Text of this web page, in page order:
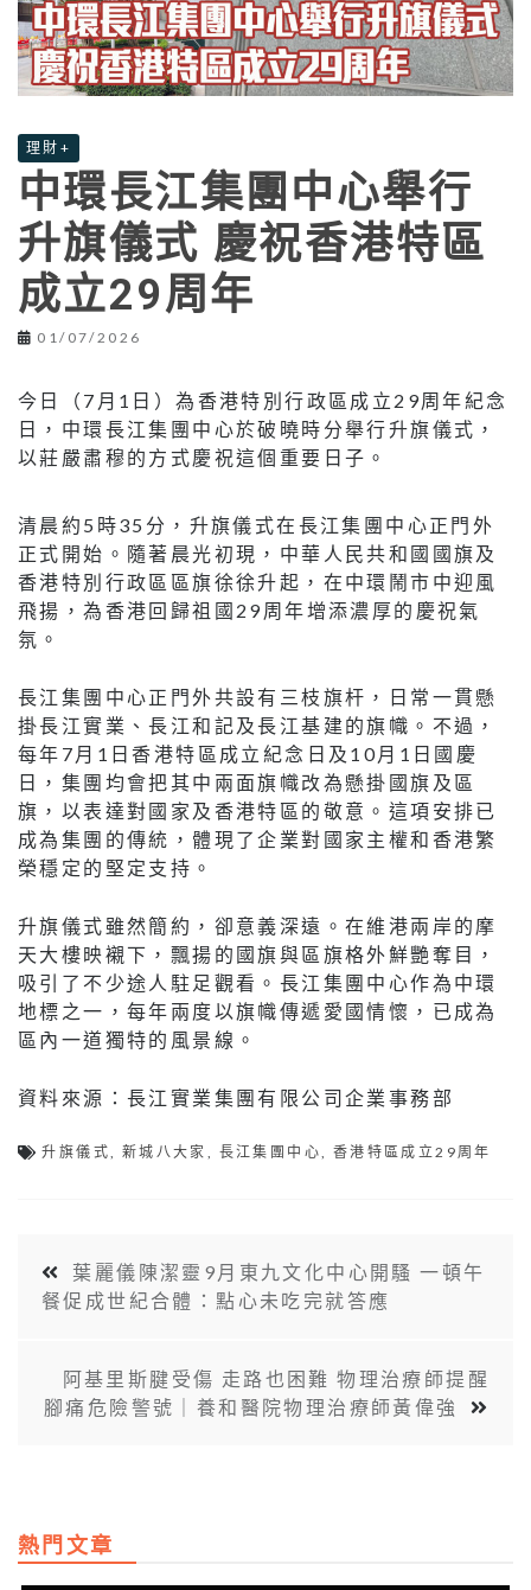
理財+
中環長江集團中心舉行
升旗儀式 慶祝香港特區
成立29周年
01/07/2026
今日（7月1日）為香港特別行政區成立29周年紀念
日，中環長江集團中心於破曉時分舉行升旗儀式，
以莊嚴肅穆的方式慶祝這個重要日子。
清晨約5時35分，升旗儀式在長江集團中心正門外
正式開始。隨著晨光初現，中華人民共和國國旗及
香港特別行政區區旗徐徐升起，在中環鬧市中迎風
飛揚，為香港回歸祖國29周年增添濃厚的慶祝氣
氛。
長江集團中心正門外共設有三枝旗杆，日常一貫懸
掛長江實業、長江和記及長江基建的旗幟。不過，
每年7月1日香港特區成立紀念日及10月1日國慶
日，集團均會把其中兩面旗幟改為懸掛國旗及區
旗，以表達對國家及香港特區的敬意。這項安排已
成為集團的傳統，體現了企業對國家主權和香港繁
榮穩定的堅定支持。
升旗儀式雖然簡約，卻意義深遠。在維港兩岸的摩
天大樓映襯下，飄揚的國旗與區旗格外鮮艷奪目，
吸引了不少途人駐足觀看。長江集團中心作為中環
地標之一，每年兩度以旗幟傳遞愛國情懷，已成為
區內一道獨特的風景線。
資料來源：長江實業集團有限公司企業事務部
升旗儀式, 新城八大家 , 長江集團中心, 香港特區成立29周年
葉麗儀陳潔靈9月東九文化中心開騷 一頓午
餐促成世紀合體：點心未吃完就答應
阿基里斯腱受傷 走路也困難 物理治療師提醒
腳痛危險警號｜養和醫院物理治療師黃偉強
熱門文章